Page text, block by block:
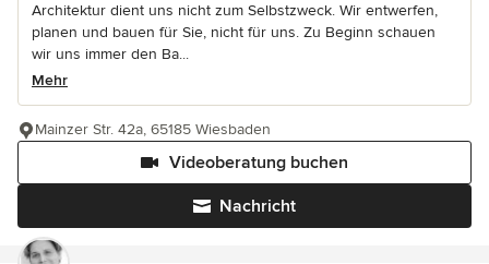
Architektur dient uns nicht zum Selbstzweck. Wir entwerfen,
planen und bauen für Sie, nicht für uns. Zu Beginn schauen
wir uns immer den Ba...
Mehr
Nachricht
Videoberatung buchen
Mainzer Str. 42a, 65185 Wiesbaden